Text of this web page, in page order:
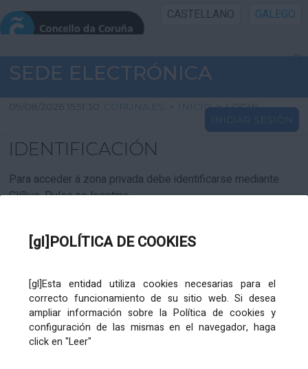
[gl]POLÍTICA DE COOKIES
[gl]Esta entidad utiliza cookies necesarias para el
correcto funcionamiento de su sitio web. Si desea
ampliar información sobre la Política de cookies y
configuración de las mismas en el navegador, haga
click en "Leer"
CASTELLANO GALEGO
INICIO SEDE
INICIO
INFORMACIÓN PÚBLICA
CARTAFOL CIDADÁN
SEDE ELECTRÓNICA
09/08/2026 15:51:30 CORUNA.ES > INICIO > LOGIN
INICIAR SESIÓN
IDENTIFICACIÓN
Para acceder á zona privada debe identificarse mediante
Cl@ve. Pulse no logotipo